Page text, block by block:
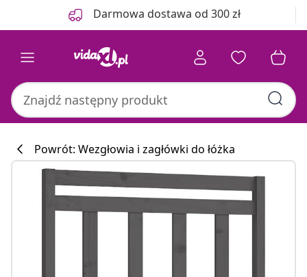
Darmowa dostawa od 300 zł
Powrót: Wezgłowia i zagłówki do łóżka